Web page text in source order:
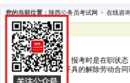
您的当前位置： 陕西公务员考试网 > 在线咨询
已解决
杨凌公务员
您好，想咨询下，报考时是在职状
能不能使用公司开具的解除劳动合同